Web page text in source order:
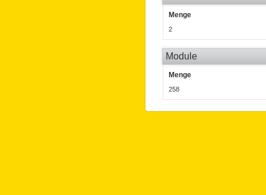
Menge
2
Module
Menge
258